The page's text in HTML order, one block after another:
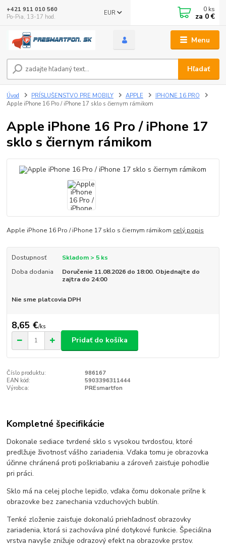
Menu
EUR
Hľadať
+421 911 010 560
Po-Pia, 13-17 hod.
0 ks
za 0 €
Úvod PRÍSLUŠENSTVO PRE MOBILY APPLE
IPHONE 16 PRO
Apple iPhone 16 Pro / iPhone 17 sklo s čiernym rámikom
Apple iPhone 16 Pro / iPhone 17
sklo s čiernym rámikom
Apple iPhone 16 Pro / iPhone 17 sklo s čiernym rámikom celý popis
Dostupnosť
Skladom > 5 ks
Doba dodania
Doručenie 11.08.2026 do 18:00. Objednajte do
zajtra do 24:00
Nie sme platcovia DPH
8,65 €/ks
Pridať do košíka
Číslo produktu:
986167
EAN kód:
5903396311444
Výrobca:
PREsmartfon
Kompletné špecifikácie
Dokonale sediace tvrdené sklo s vysokou tvrdosťou, ktoré
predlžuje životnosť vášho zariadenia. Vďaka tomu je obrazovka
účinne chránená proti poškriabaniu a zároveň zaisťuje pohodlie
pri práci.
Sklo má na celej ploche lepidlo, vďaka čomu dokonale priľne k
obrazovke bez zanechania vzduchových bublín.
Tenké zloženie zaisťuje dokonalú priehľadnosť obrazovky
zariadenia, ktorá si zachováva plné dotykové funkcie. Špeciálna
vrstva navyše znižuje odrazový efekt na obrazovke prstov.